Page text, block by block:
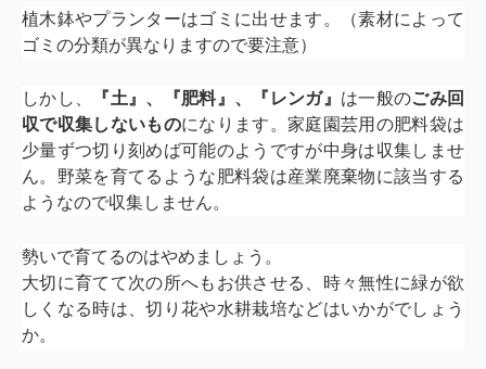
植木鉢やプランターはゴミに出せます。（素材によって
ゴミの分類が異なりますので要注意）
しかし、 『土』、『肥料』、『レンガ』 は一般のごみ回
収で収集しないものになります。家庭園芸用の肥料袋は
少量ずつ切り刻めば可能のようですが中身は収集しませ
ん。野菜を育てるような肥料袋は産業廃棄物に該当する
ようなので収集しません。
勢いで育てるのはやめましょう。
大切に育てて次の所へもお供させる、時々無性に緑が欲
しくなる時は、切り花や水耕栽培などはいかがでしょう
か。